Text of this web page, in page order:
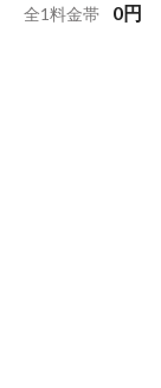
全1料金帯 0円